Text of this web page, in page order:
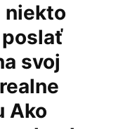
niekto
svoj
Ako